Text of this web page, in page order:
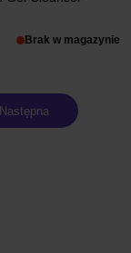
Brak w magazynie
Następna